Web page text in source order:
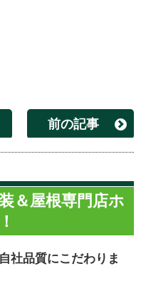
前の記事
＆屋根専門店ホ
社品質にこだわりま